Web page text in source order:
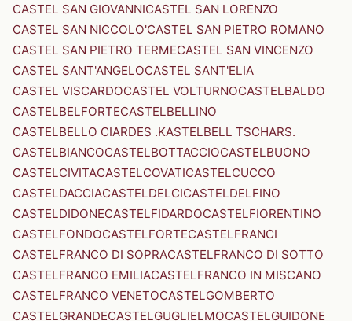
CASTEL SAN GIOVANNICASTEL SAN LORENZO
CASTEL SAN NICCOLO'CASTEL SAN PIETRO ROMANO
CASTEL SAN PIETRO TERMECASTEL SAN VINCENZO
CASTEL SANT'ANGELOCASTEL SANT'ELIA
CASTEL VISCARDOCASTEL VOLTURNOCASTELBALDO
CASTELBELFORTECASTELBELLINO
CASTELBELLO CIARDES .KASTELBELL TSCHARS.
CASTELBIANCOCASTELBOTTACCIOCASTELBUONO
CASTELCIVITACASTELCOVATICASTELCUCCO
CASTELDACCIACASTELDELCICASTELDELFINO
CASTELDIDONECASTELFIDARDOCASTELFIORENTINO
CASTELFONDOCASTELFORTECASTELFRANCI
CASTELFRANCO DI SOPRACASTELFRANCO DI SOTTO
CASTELFRANCO EMILIACASTELFRANCO IN MISCANO
CASTELFRANCO VENETOCASTELGOMBERTO
CASTELGRANDECASTELGUGLIELMOCASTELGUIDONE